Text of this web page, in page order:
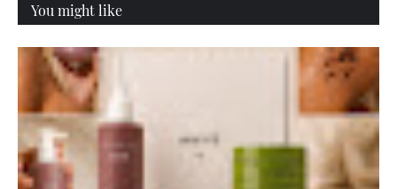
You might like